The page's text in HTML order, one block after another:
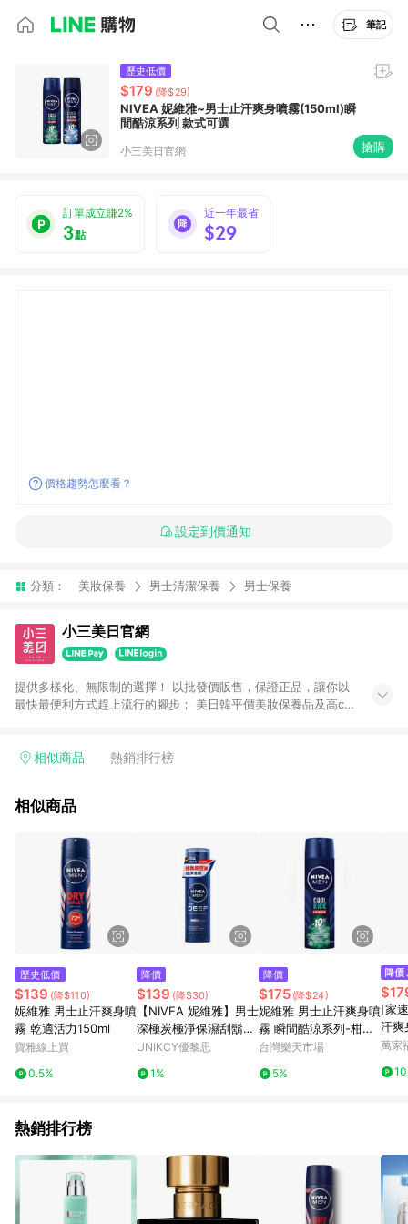
筆記
歷史低價
$179 (降$29)
NIVEA 妮維雅~男士止汗爽身噴霧(150ml)瞬
間酷涼系列 款式可選
小三美日官網 搶購
訂單成立賺2%
3點
近一年最省
$29
價格趨勢怎麼看？
設定到價通知
分類： 美妝保養 男士清潔保養 男士保養
小三美日官網
提供多樣化、無限制的選擇！ 以批發價販售，保證正品，讓你以
最快最便利方式趕上流行的腳步； 美日韓平價美妝保養品及高cp
天前後發送 3.使用小三美日APP下單，將無法獲得點數回饋 4.
皆不計入點數回饋，依扣除前述所有折讓金額，得最終之金額贈
(折價券或全館滿額折)及50元美幣，實際回饋金額需扣除所有折
讓金額，得最終金額400元贈點。 例2：訂單總金額為500元，未
達免運門檻運費60元，使用60元折扣(折價券或全館滿額折)及60
元美幣，實際回饋金額需扣除運費及所有折讓金額，得最終金額
320元贈點。 例3：訂單總金額為199元，使用免運券折抵60元運
費，因未達原設定之免運門檻，故運費仍視為折讓金額，實際回
饋金額須扣除60元運費，得最終金額139元贈點。
相似商品 熱銷排行榜
相似商品
歷史低價
$139 (降$110)
妮維雅 男士止汗爽身噴
霧 乾適活力150ml
寶雅線上買
0.5%
降價
$139 (降$30)
【NIVEA 妮維雅】男士
深極炭極淨保濕刮鬍泡
200ml
UNIKCY優黎思
1%
降價
$175 (降$24)
妮維雅 男士止汗爽身噴
霧 瞬間酷涼系列-柑橘1
50ml【居家生活便利
台灣樂天市場
5%
[家
汗爽
柑橘
萬家
熱銷排行榜